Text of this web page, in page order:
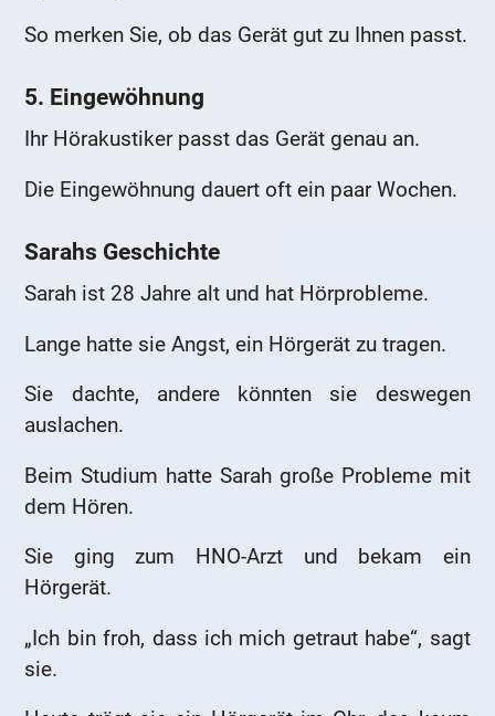
So merken Sie, ob das Gerät gut zu Ihnen passt.
5. Eingewöhnung
Ihr Hörakustiker passt das Gerät genau an.
Die Eingewöhnung dauert oft ein paar Wochen.
Sarahs Geschichte
Sarah ist 28 Jahre alt und hat Hörprobleme.
Lange hatte sie Angst, ein Hörgerät zu tragen.
Sie dachte, andere könnten sie deswegen
auslachen.
Beim Studium hatte Sarah große Probleme mit
dem Hören.
Sie ging zum HNO-Arzt und bekam ein
Hörgerät.
„Ich bin froh, dass ich mich getraut habe“, sagt
sie.